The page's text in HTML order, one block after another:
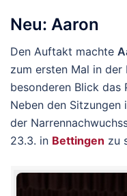
Neu: Aaron
Den Auftakt machte
zum ersten Mal in
besonderen Blick das
Neben den
der
23.3. in Bettingen zu